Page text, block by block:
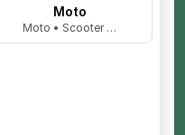
Moto
Moto • Scooter …